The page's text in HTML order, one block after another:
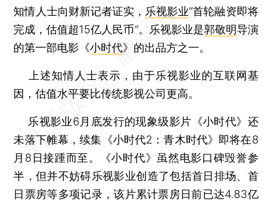
知情人士向财新记者证实， 乐视影业“首轮融资即将
完成，估值超15亿人民币”。乐视影业是郭敬明导演
的第一部电影《小时代》的出品方之一。
上述知情人士表示，由于乐视影业的互联网基
因，估值水平要比传统影视公司更高。
乐视影业6月底发行的现象级影片《小时代》还
未落下帷幕，续集《小时代2：青木时代》即将在8
月8日接踵而至。《小时代》虽然电影口碑毁誉参
半，但并不妨碍乐视影业创造了包括首日排场、首
日票房等多项记录，该片累计票房日前已达4.83亿